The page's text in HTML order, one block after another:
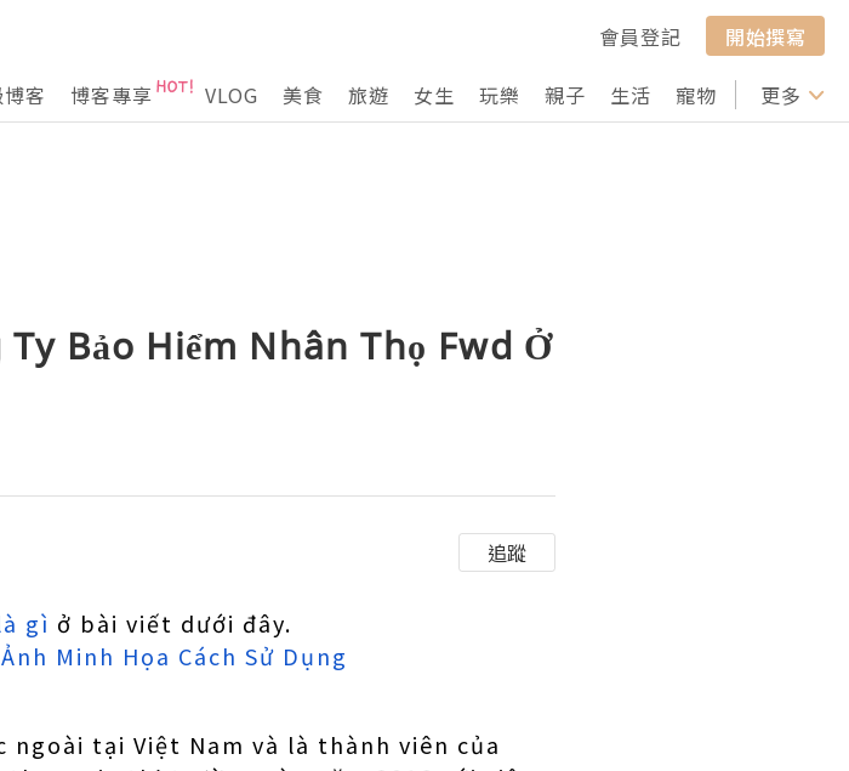
會員登記
開始撰寫
客 博客專享 VLOG 美食 旅遊 女生 玩樂 親子 生活 寵物 行山 打卡
更多
Bảo Hiểm Nhân Thọ Fwd Ở
追蹤
gì ở bài viết dưới đây.
Minh Họa Cách Sử Dụng
tại Việt Nam và là thành viên của